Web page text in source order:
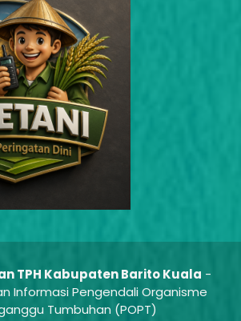
TPH Kabupaten Barito Kuala -
Informasi Pengendali Organisme
Tumbuhan (POPT)